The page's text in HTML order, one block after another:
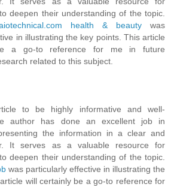
deepen their understanding of the topic.
health & beauty was
in illustrating the key points. This article
a go-to reference for me in future
related to this subject.
to be highly informative and well-
author has done an excellent job in
the information in a clear and
It serves as a valuable resource for
deepen their understanding of the topic.
was particularly effective in illustrating the
will certainly be a go-to reference for